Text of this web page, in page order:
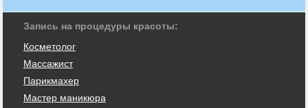
Запись на процедуры красоты:
Косметолог
Массажист
Парикмахер
Мастер маникюра